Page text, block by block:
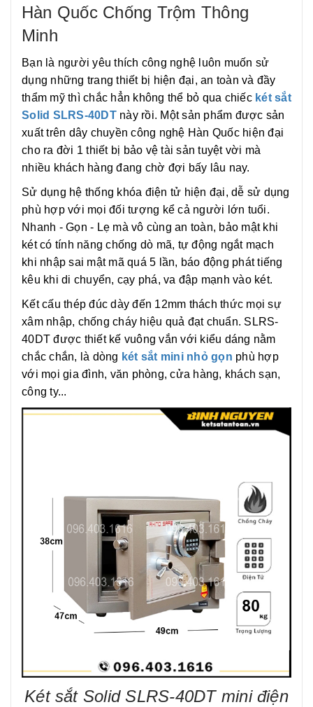
Hàn Quốc Chống Trộm Thông
Minh
Bạn là người yêu thích công nghệ luôn muốn sử
dụng những trang thiết bị hiện đại, an toàn và đầy
thẩm mỹ thì chắc hẳn không thể bỏ qua chiếc két sắt
Solid SLRS-40DTnày rồi. Một sản phẩm được sản
xuất trên dây chuyền công nghệ Hàn Quốc hiện đại
cho ra đời 1 thiết bị bảo vệ tài sản tuyệt vời mà
nhiều khách hàng đang chờ đợi bấy lâu nay.
Sử dụng hệ thống khóa điện tử hiện đại, dễ sử dụng
phù hợp với mọi đối tượng kể cả người lớn tuổi.
Nhanh - Gọn - Lẹ mà vô cùng an toàn, bảo mật khi
két có tính năng chống dò mã, tự động ngắt mạch
khi nhập sai mật mã quá 5 lần, báo động phát tiếng
kêu khi di chuyển, cạy phá, va đập mạnh vào két.
Kết cấu thép đúc dày đến 12mm thách thức mọi sự
xâm nhập, chống cháy hiệu quả đạt chuẩn. SLRS-
40DT được thiết kế vuông vắn với kiểu dáng nằm
chắc chắn, là dòng két sắt mini nhỏ gọn phù hợp
với mọi gia đình, văn phòng, cửa hàng, khách sạn,
công ty...
Két sắt Solid SLRS-40DT mini điện